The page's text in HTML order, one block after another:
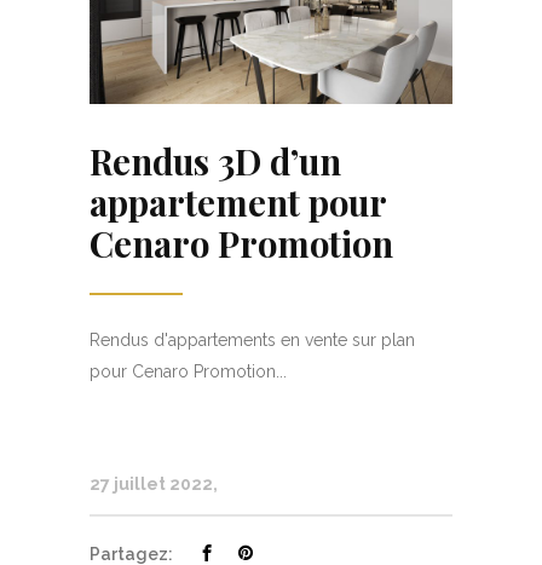
Rendus 3D d’un
appartement pour
Cenaro Promotion
Rendus d'appartements en vente sur plan
pour Cenaro Promotion...
27 juillet 2022
Partagez: